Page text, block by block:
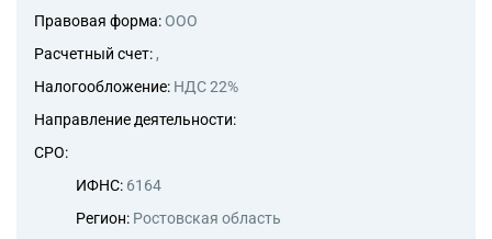
Правовая форма: ООО
Расчетный счет: ,
Налогообложение: НДС 22%
Направление деятельности:
СРО:
ИФНС: 6164
Регион: Ростовская область